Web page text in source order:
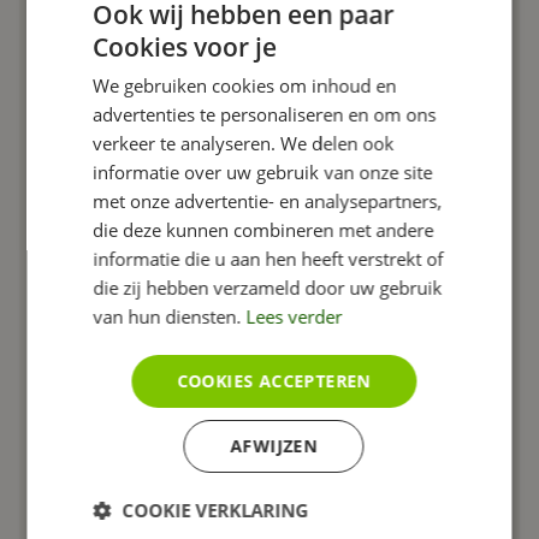
Voor en na
Team
Nieuws
Agenda
Producten
FAQ
Footer
Slides
Bestandsbeheer
Gebruikers
Redirects
Formulieren
Layout
Ook wij hebben een paar
Cookies voor je
We gebruiken cookies om inhoud en
advertenties te personaliseren en om ons
verkeer te analyseren. We delen ook
informatie over uw gebruik van onze site
met onze advertentie- en analysepartners,
die deze kunnen combineren met andere
informatie die u aan hen heeft verstrekt of
die zij hebben verzameld door uw gebruik
van hun diensten. Lees verder
COOKIES ACCEPTEREN
AFWIJZEN
COOKIE VERKLARING